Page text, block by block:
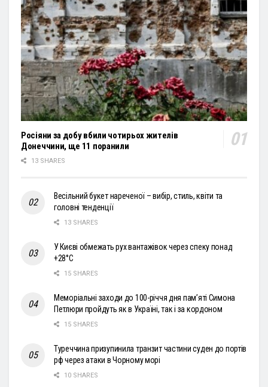
Росіяни за добу вбили чотирьох жителів
Донеччини, ще 11 поранили
13 SHARES
Весільний букет нареченої – вибір, стиль, квіти та
головні тенденції
13 SHARES
У Києві обмежать рух вантажівок через спеку понад
+28°С
15 SHARES
Меморіальні заходи до 100-річчя дня пам’яті Симона
Петлюри пройдуть як в Україні, так і за кордоном
15 SHARES
Туреччина призупинила транзит частини суден до портів
рф через атаки в Чорному морі
10 SHARES